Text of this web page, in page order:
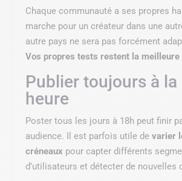
Chaque communauté a ses propres
marche pour un créateur dans une
autre pays ne sera pas forcément
Vos propres tests restent la meilleure
Publier toujours à la
heure
Poster tous les jours à 18h peut finir
audience. Il est parfois utile devarier
créneaux pour capter différents
d’utilisateurs et détecter de nouvelles